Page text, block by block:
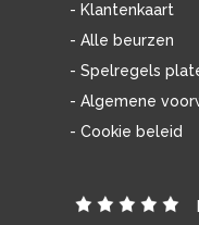
- Klantenkaart
- Alle beurzen
- Spelregels
- Algemene
- Cookie beleid